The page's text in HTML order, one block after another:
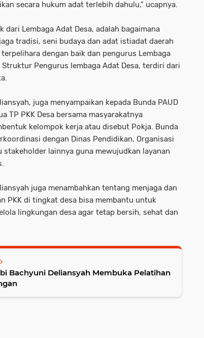
secara hukum adat terlebih dahulu," ucapnya.
dari Lembaga Adat Desa, adalah bagaimana
tradisi, seni budaya dan adat istiadat daerah
dengan baik dan pengurus Lembaga
Struktur Pengurus lembaga Adat Desa, terdiri dari
juga menyampaikan kepada Bunda PAUD
TP PKK Desa bersama masyarakatnya
kelompok kerja atau disebut Pokja. Bunda
dengan Dinas Pendidikan, Organisasi
stakeholder lainnya guna mewujudkan layanan
juga menambahkan tentang menjaga dan
PKK di tingkat desa bisa membantu untuk
lingkungan desa agar tetap bersih, sehat dan
Bachyuni Deliansyah Membuka Pelatihan